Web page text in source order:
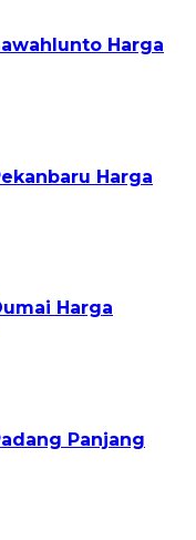
Harga
Harga
Harga
Panjang